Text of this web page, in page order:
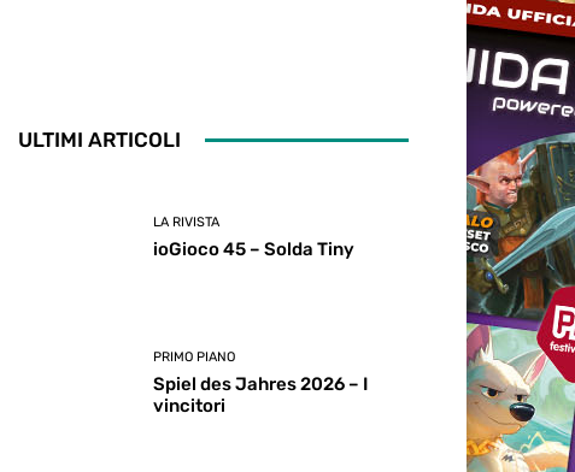
ULTIMI ARTICOLI
LA RIVISTA
ioGioco 45 – Solda Tiny
PRIMO PIANO
Spiel des Jahres 2026 – I
vincitori